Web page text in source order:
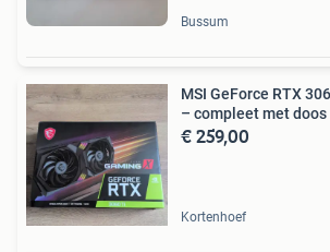
Bussum
MSI GeForce RTX
– compleet met doos
€ 259,00
Kortenhoef